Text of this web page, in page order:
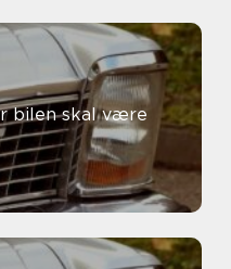
bilen skal være